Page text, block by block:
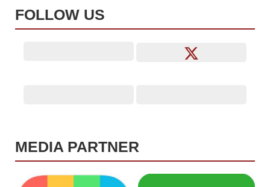
FOLLOW US
MEDIA PARTNER